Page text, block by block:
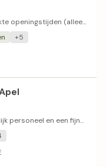
openingstijden (alleen
+5
personeel en een fijn